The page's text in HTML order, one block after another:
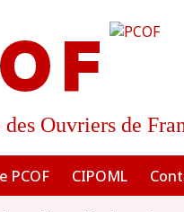
Ouvriers de
PCOF CIPOML